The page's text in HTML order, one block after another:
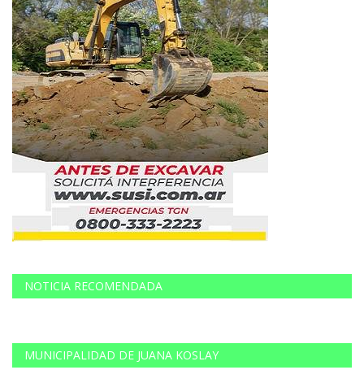
NOTICIA RECOMENDADA
MUNICIPALIDAD DE JUANA KOSLAY